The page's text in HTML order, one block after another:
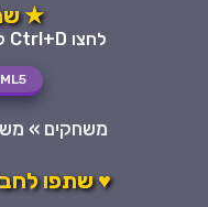
★
לחצו Ctrl+D לשמירה מהירה במועדפים
משחקים »
♥ שתפו